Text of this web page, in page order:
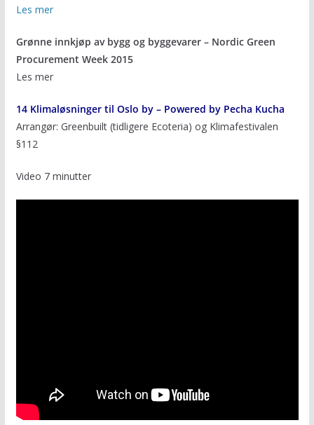
Les mer
Grønne innkjøp av bygg og byggevarer – Nordic Green
Procurement Week 2015
Les mer
14 Klimaløsninger til Oslo by – Powered by Pecha Kucha
Arrangør: Greenbuilt (tidligere Ecoteria) og Klimafestivalen
§112
Video 7 minutter